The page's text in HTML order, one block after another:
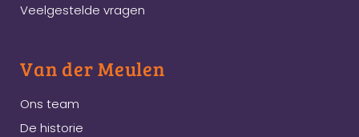
Veelgestelde vragen
Van der Meulen
Ons team
De historie